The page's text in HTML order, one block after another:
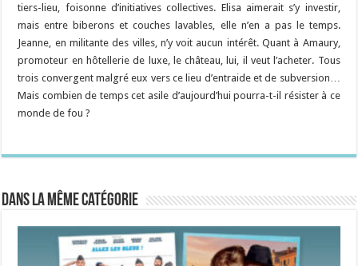
tiers-lieu, foisonne d’initiatives collectives. Elisa aimerait s’y investir,
mais entre biberons et couches lavables, elle n’en a pas le temps.
Jeanne, en militante des villes, n’y voit aucun intérêt. Quant à Amaury,
promoteur en hôtellerie de luxe, le château, lui, il veut l’acheter. Tous
trois convergent malgré eux vers ce lieu d’entraide et de subversion…
Mais combien de temps cet asile d’aujourd’hui pourra-t-il résister à ce
monde de fou ?
Dans la même catégorie